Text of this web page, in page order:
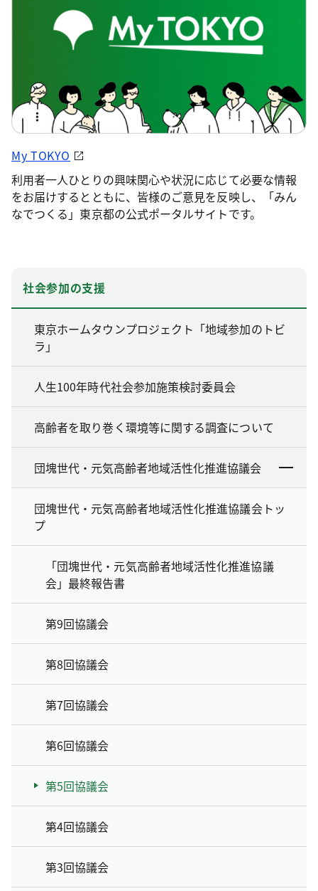
My TOKYO
利用者一人ひとりの興味関心や状況に応じて必要な情報
をお届けするとともに、皆様のご意見を反映し、「みん
なでつくる」東京都の公式ポータルサイトです。
社会参加の支援
東京ホームタウンプロジェクト「地域参加のトビ
ラ」
人生100年時代社会参加施策検討委員会
高齢者を取り巻く環境等に関する調査について
団塊世代・元気高齢者地域活性化推進協議会
団塊世代・元気高齢者地域活性化推進協議会トッ
プ
「団塊世代・元気高齢者地域活性化推進協議
会」最終報告書
第9回協議会
第8回協議会
第7回協議会
第6回協議会
第5回協議会
第4回協議会
第3回協議会